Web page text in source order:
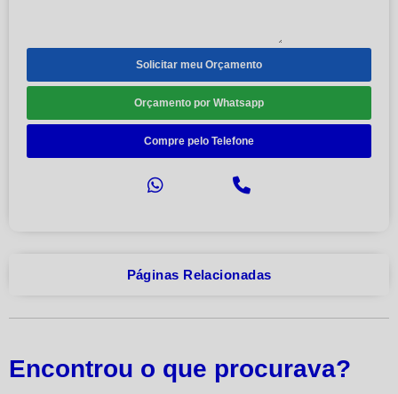
Solicitar meu Orçamento
Orçamento por Whatsapp
Compre pelo Telefone
Páginas Relacionadas
Encontrou o que procurava?